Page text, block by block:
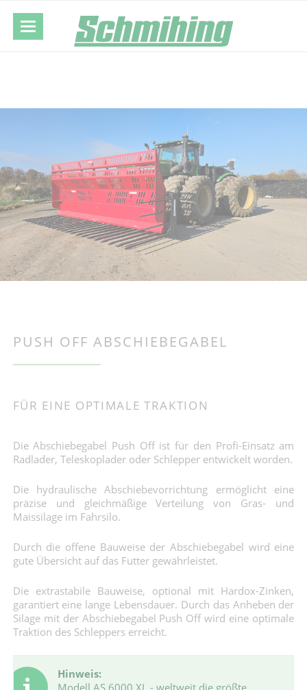
PUSH OFF ABSCHIEBEGABEL
FÜR EINE OPTIMALE TRAKTION
Die Abschiebegabel Push Off ist für den Profi-Einsatz am
Radlader, Teleskoplader oder Schlepper entwickelt worden.
Die hydraulische Abschiebevorrichtung ermöglicht eine
präzise und gleichmäßige Verteilung von Gras- und
Maissilage im Fahrsilo.
Durch die offene Bauweise der Abschiebegabel wird eine
gute Übersicht auf das Futter gewährleistet.
Die extrastabile Bauweise, optional mit Hardox-Zinken,
garantiert eine lange Lebensdauer. Durch das Anheben der
Silage mit der Abschiebegabel Push Off wird eine optimale
Traktion des Schleppers erreicht.
Hinweis:
Modell AS 6000 XL - weltweit die größte